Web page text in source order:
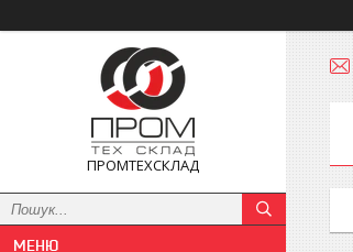
ПРОМТЕХСКЛАД